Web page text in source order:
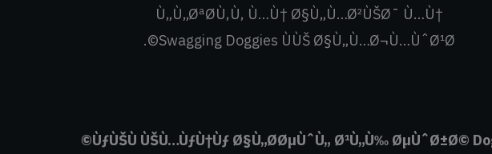
Ù„Ù„ØªØ­Ù‚Ù‚ Ù…Ù† Ø§Ù„Ù…Ø²ÙŠØ¯ Ù…Ù†
Swagging Doggies ÙÙŠ Ø§Ù„Ù…Ø¬Ù…ÙˆØ¹Ø©.
ÙƒÙŠÙ ÙŠÙ…ÙƒÙ†Ùƒ Ø§Ù„Ø­ØµÙˆÙ„ Ø¹Ù„Ù‰ ØµÙˆØ±Ø©